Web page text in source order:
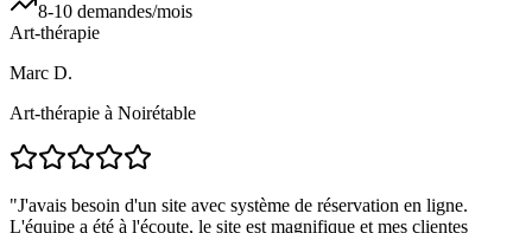
8-10 demandes/mois
Art-thérapie
Marc D.
Art-thérapie à Noirétable
"J'avais besoin d'un site avec système de réservation en ligne.
L'équipe a été à l'écoute, le site est magnifique et mes clientes